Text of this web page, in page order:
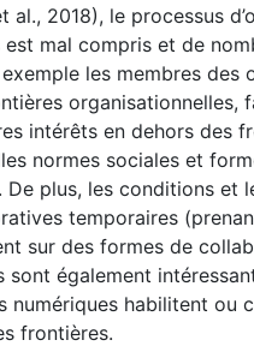
al., 2018), le processus
mal compris et de
les membres
organisationnelles,
intérêts en dehors des
normes sociales et
plus, les conditions et
temporaires
sur des formes de
sont également
numériques habilitent ou
frontières.